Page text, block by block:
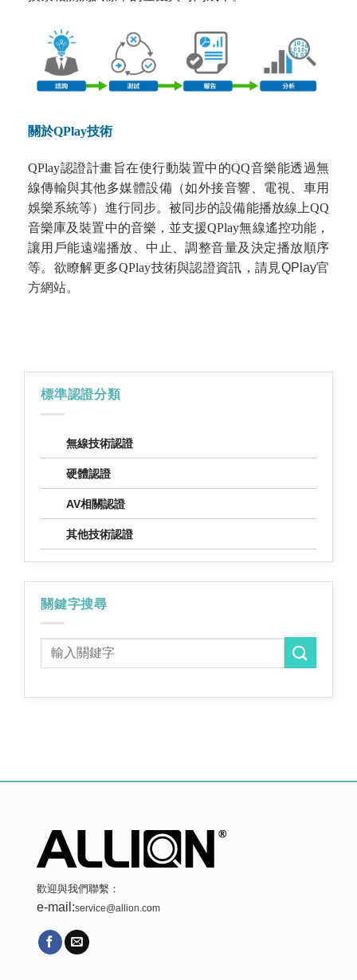
關於QPlay技術
QPlay認證計畫旨在使行動裝置中的QQ音樂能透過無
線傳輸與其他多媒體設備（如外接音響、電視、車用
娛樂系統等）進行同步。被同步的設備能播放線上QQ
音樂庫及裝置中的音樂，並支援QPlay無線遙控功能，
讓用戶能遠端播放、中止、調整音量及決定播放順序
等。欲瞭解更多QPlay技術與認證資訊，請見QPlay官
方網站。
標準認證分類
無線技術認證
硬體認證
AV相關認證
其他技術認證
關鍵字搜尋
歡迎與我們聯繫：
e-mail:service@allion.com